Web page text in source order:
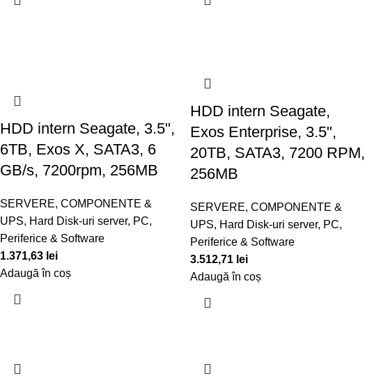
HDD intern Seagate, 3.5",
6TB, Exos X, SATA3, 6
GB/s, 7200rpm, 256MB
SERVERE, COMPONENTE &
UPS, Hard Disk-uri server, PC,
Periferice & Software
1.371,63 lei
Adaugă în coș
HDD intern Seagate,
Exos Enterprise, 3.5",
20TB, SATA3, 7200 RPM,
256MB
SERVERE, COMPONENTE &
UPS, Hard Disk-uri server, PC,
Periferice & Software
3.512,71 lei
Adaugă în coș